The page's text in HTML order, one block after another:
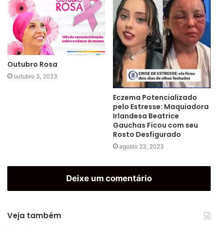
Outubro Rosa
outubro 3, 2023
Eczema Potencializado
pelo Estresse: Maquiadora
Irlandesa Beatrice
Gauchas Ficou com seu
Rosto Desfigurado
agosto 23, 2023
Deixe um comentário
Veja também